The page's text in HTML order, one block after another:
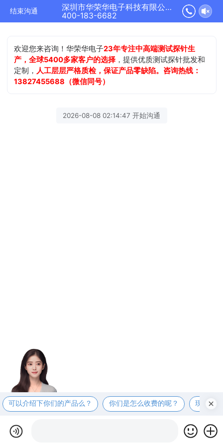
结束沟通
深圳市华荣华电子科技有限公司正在为您服务
400-183-6682
欢迎您来咨询！华荣华电子23年专注中高端测试探针生
产，全球5400多家客户的选择 ，提供优质测试探针批发和
定制， 人工层层严格质检，保证产品零缺陷。咨询热线：
13827455688（微信同号）
2026-08-08 02:14:47 开始沟通
可以介绍下你们的产品么？ 你们是怎么收费的呢？ 现在有